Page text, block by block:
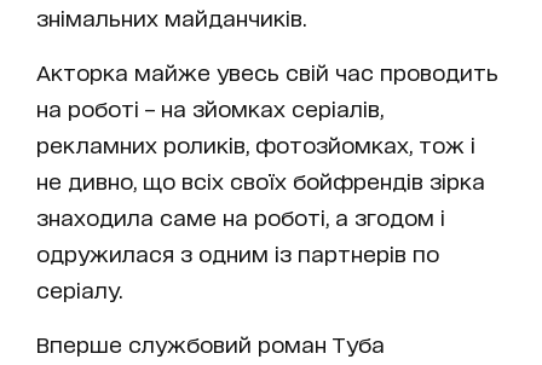
знімальних майданчиків.
Акторка майже увесь свій час проводить
на роботі – на зйомках серіалів,
рекламних роликів, фотозйомках, тож і
не дивно, що всіх своїх бойфрендів зірка
знаходила саме на роботі, а згодом і
одружилася з одним із партнерів по
серіалу.
Вперше службовий роман Туба